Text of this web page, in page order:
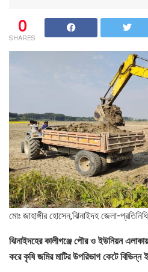
0
SHARES
মোঃ জাহাঙ্গীর হোসেন,ঝিনাইদহ জেলা-
ঝিনাইদহের কালীগঞ্জে পৌর ও ইউনিয়ন
করে কৃষি জমির মাটির উপরিভাগ কেটে বিভিন্ন